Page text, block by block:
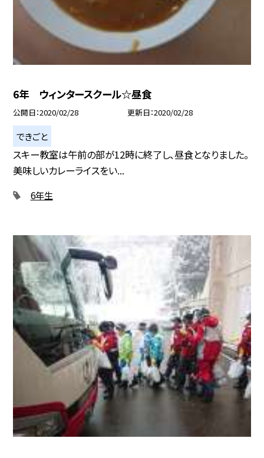
6年 ウィンタースクール☆昼食
公開日 2020/02/28 更新日 2020/02/28
できごと
スキー教室は午前の部が12時に終了し、昼食となりました。
美味しいカレーライスをい...
6年生